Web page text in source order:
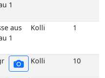
1
35+
Kolli 8